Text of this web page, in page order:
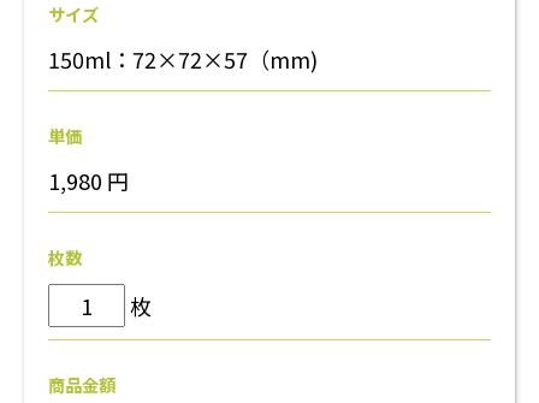
サイズ
150ml：72×72×57（mm)
単価
1,980 円
枚数
枚
商品金額